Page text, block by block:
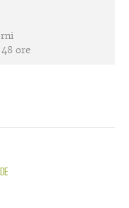
ore